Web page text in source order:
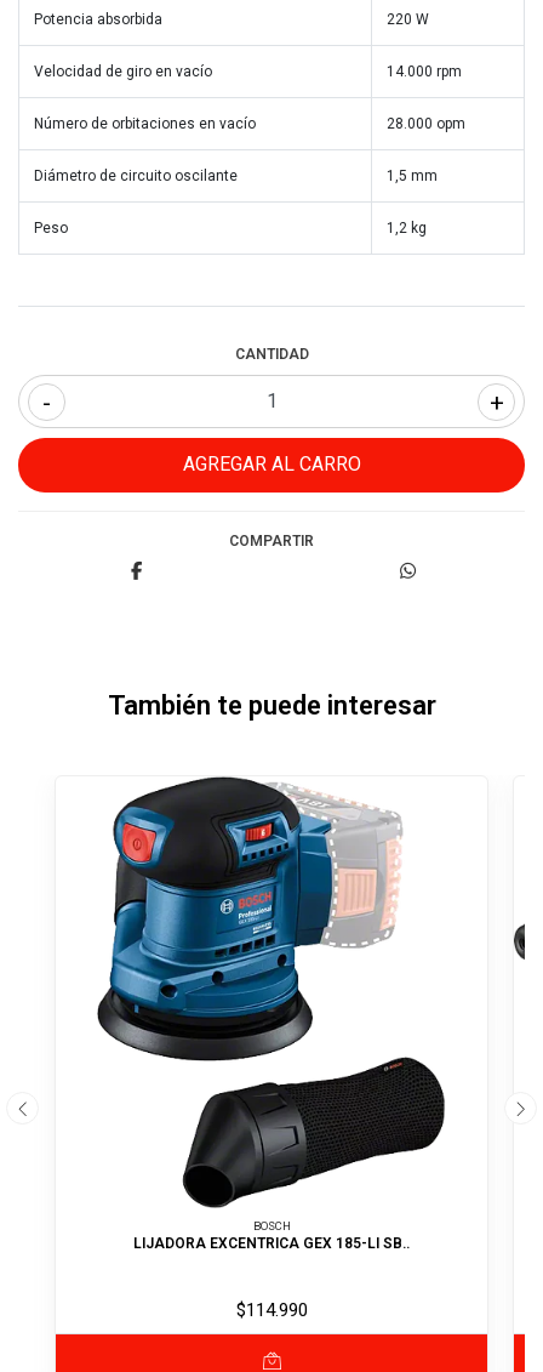
Potencia absorbida 220 W
Velocidad de giro en vacío 14.000 rpm
Número de orbitaciones en vacío 28.000 opm
Diámetro de circuito oscilante 1,5 mm
Peso 1,2 kg
CANTIDAD
+
-
COMPARTIR
También te puede interesar
BOSCH
LIJADORA EXCENTRICA GEX 185-LI SB..
$114.990